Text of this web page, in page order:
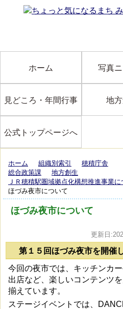
ホーム 写真
見どころ・年間行事 地
公式トップページへ
ホーム 組織別索引
穂積庁舎
総合政策課
地方創生
ＪＲ穂積駅圏域拠点化構想推進事業に
ほづみ夜市について
ほづみ夜市について
更新日
第１５回ほづみ夜市を開催
今回の夜市では、キッチンカ
出店など、楽しいコンテンツ
揃えています。
ステージイベントでは、